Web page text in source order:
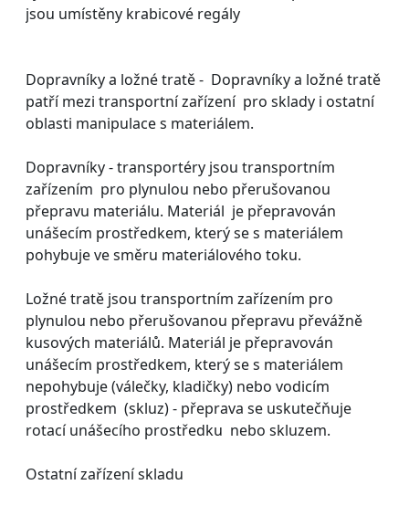
jsou umístěny krabicové regály
Dopravníky a ložné tratě - Dopravníky a ložné tratě
patří mezi transportní zařízení pro sklady i ostatní
oblasti manipulace s materiálem.
Dopravníky - transportéry jsou transportním
zařízením pro plynulou nebo přerušovanou
přepravu materiálu. Materiál je přepravován
unášecím prostředkem, který se s materiálem
pohybuje ve směru materiálového toku.
Ložné tratě jsou transportním zařízením pro
plynulou nebo přerušovanou přepravu převážně
kusových materiálů. Materiál je přepravován
unášecím prostředkem, který se s materiálem
nepohybuje (válečky, kladičky) nebo vodicím
prostředkem (skluz) - přeprava se uskutečňuje
rotací unášecího prostředku nebo skluzem.
Ostatní zařízení skladu